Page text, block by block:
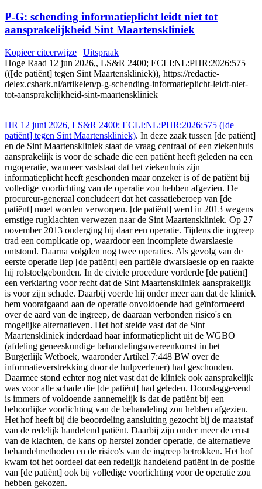
P-G: schending informatieplicht leidt niet tot
aansprakelijkheid Sint Maartenskliniek
Kopieer citeerwijze | Uitspraak
Hoge Raad 12 jun 2026,, LS&R 2400; ECLI:NL:PHR:2026:575
(([de patiënt] tegen Sint Maartenskliniek)), https://redactie-
delex.cshark.nl/artikelen/p-g-schending-informatieplicht-leidt-niet-
tot-aansprakelijkheid-sint-maartenskliniek
HR 12 juni 2026, LS&R 2400; ECLI:NL:PHR:2026:575 ([de
patiënt] tegen Sint Maartenskliniek). In deze zaak tussen [de patiënt]
en de Sint Maartenskliniek staat de vraag centraal of een ziekenhuis
aansprakelijk is voor de schade die een patiënt heeft geleden na een
rugoperatie, wanneer vaststaat dat het ziekenhuis zijn
informatieplicht heeft geschonden maar onzeker is of de patiënt bij
volledige voorlichting van de operatie zou hebben afgezien. De
procureur-generaal concludeert dat het cassatieberoep van [de
patiënt] moet worden verworpen. [de patiënt] werd in 2013 wegens
ernstige rugklachten verwezen naar de Sint Maartenskliniek. Op 27
november 2013 onderging hij daar een operatie. Tijdens die ingreep
trad een complicatie op, waardoor een incomplete dwarslaesie
ontstond. Daarna volgden nog twee operaties. Als gevolg van de
eerste operatie liep [de patiënt] een partiële dwarslaesie op en raakte
hij rolstoelgebonden. In de civiele procedure vorderde [de patiënt]
een verklaring voor recht dat de Sint Maartenskliniek aansprakelijk
is voor zijn schade. Daarbij voerde hij onder meer aan dat de kliniek
hem voorafgaand aan de operatie onvoldoende had geïnformeerd
over de aard van de ingreep, de daaraan verbonden risico's en
mogelijke alternatieven. Het hof stelde vast dat de Sint
Maartenskliniek inderdaad haar informatieplicht uit de WGBO
(afdeling geneeskundige behandelingsovereenkomst in het
Burgerlijk Wetboek, waaronder Artikel 7:448 BW over de
informatieverstrekking door de hulpverlener) had geschonden.
Daarmee stond echter nog niet vast dat de kliniek ook aansprakelijk
was voor alle schade die [de patiënt] had geleden. Doorslaggevend
is immers of voldoende aannemelijk is dat de patiënt bij een
behoorlijke voorlichting van de behandeling zou hebben afgezien.
Het hof heeft bij die beoordeling aansluiting gezocht bij de maatstaf
van de redelijk handelend patiënt. Daarbij zijn onder meer de ernst
van de klachten, de kans op herstel zonder operatie, de alternatieve
behandelmethoden en de risico's van de ingreep betrokken. Het hof
kwam tot het oordeel dat een redelijk handelend patiënt in de positie
van [de patiënt] ook bij volledige voorlichting voor de operatie zou
hebben gekozen.